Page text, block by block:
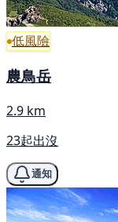
低風險
農鳥岳
2.9 km
23起出沒
通知